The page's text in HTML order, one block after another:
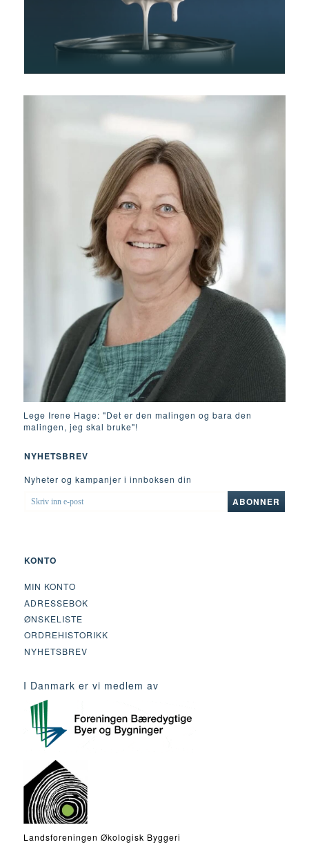
Lege Irene Hage: "Det er den malingen og bara den
malingen, jeg skal bruke"!
NYHETSBREV
Nyheter og kampanjer i innboksen din
SKRIV
INN
ABONNER
KONTO
MIN KONTO
ADRESSEBOK
ØNSKELISTE
ORDREHISTORIKK
NYHETSBREV
I Danmark er vi medlem av
Landsforeningen Økologisk Byggeri